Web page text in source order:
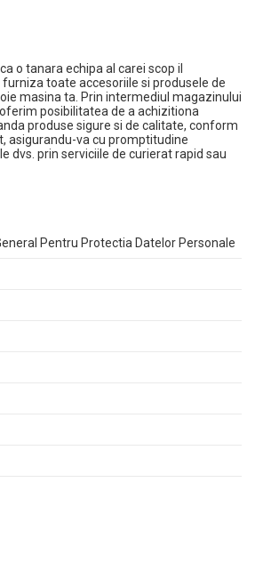
o tanara echipa al carei scop il
toate accesoriile si produsele de
masina ta. Prin intermediul magazinului
posibilitatea de a achizitiona
produse sigure si de calitate, conform
asigurandu-va cu promptitudine
dvs. prin serviciile de curierat rapid sau
Pentru Protectia Datelor Personale